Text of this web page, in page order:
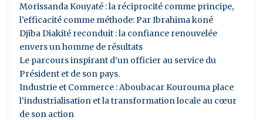
Morissanda Kouyaté : la réciprocité comme principe,
l’efficacité comme méthode: Par Ibrahima koné
Djiba Diakité reconduit : la confiance renouvelée
envers un homme de résultats
Le parcours inspirant d’un officier au service du
Président et de son pays.
Industrie et Commerce : Aboubacar Kourouma place
l’industrialisation et la transformation locale au cœur
de son action